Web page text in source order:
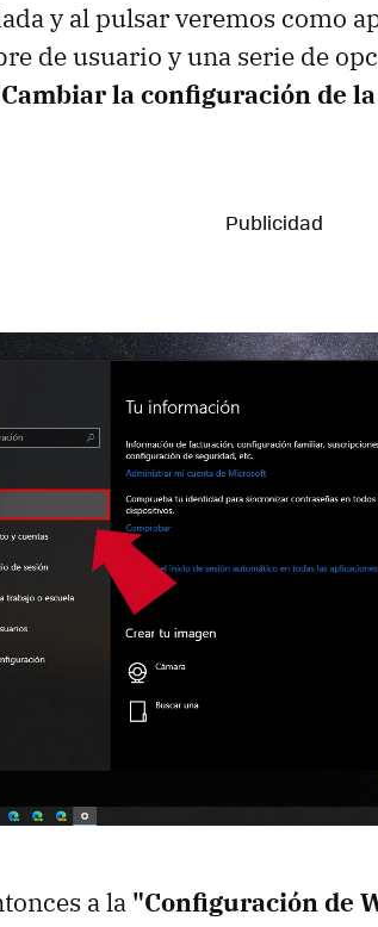
y al pulsar veremos como
de usuario y una serie de
la configuración de
a la "Configuración de